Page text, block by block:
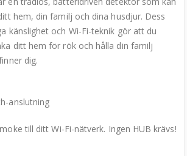
hem, din familj och dina husdjur. Dess
känslighet och Wi-Fi-teknik gör att du
ditt hem för rök och hålla din familj
dig.
anslutning
till ditt Wi-Fi-nätverk. Ingen HUB krävs!